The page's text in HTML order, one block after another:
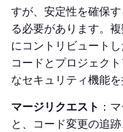
すが、安定性を確保
る必要があります。
にコントリビュート
コードとプロジェク
なセキュリティ機能を
マージリクエスト ：
と、コード変更の追